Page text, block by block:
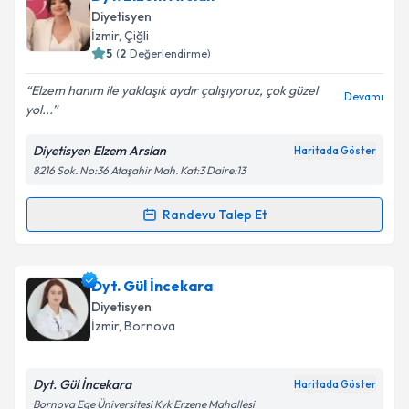
oluşturun. Size bu uzmandan randevu almanız için bir
takvim hazırlandığında e-posta ile bilgilendireceğiz.
Kişisel verilerimin işlenmesine ilişkin
Aydınlatma
Metni'ni okudum ve kişisel verilerimin belirtilen
kapsamda işlenmesini kabul ediyorum.
Diyetisyen
İzmir, Çiğli
5 (2 Değerlendirme)
Elzem hanım ile yaklaşık aydır çalışıyoruz, çok güzel
yol...
Devamı
Diyetisyen Elzem Arslan Haritada Göster
8216 Sok. No:36 Ataşahir Mah. Kat:3 Daire:13
Randevu Talep Et
Randevu Takvimi Talebi
Dyt. Elzem Arslaniçin randevu takvimi talebi
oluşturun. Size bu uzmandan randevu almanız için bir
takvim hazırlandığında e-posta ile bilgilendireceğiz.
Dyt. Gül İncekara
Diyetisyen
İzmir, Bornova
Dyt. Gül İncekara Haritada Göster
Bornova Ege Üniversitesi Kyk Erzene Mahallesi